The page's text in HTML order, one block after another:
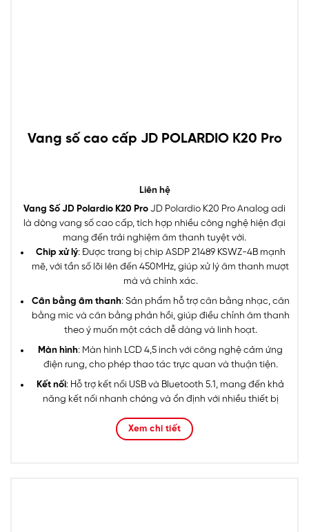
Vang số cao cấp JD POLARDIO K20 Pro
Liên hệ
Vang Số JD Polardio K20 Pro JD Polardio K20 Pro Analog adi
là dòng vang số cao cấp, tích hợp nhiều công nghệ hiện đại
mang đến trải nghiệm âm thanh tuyệt vời.
Chip xử lý: Được trang bị chip ASDP 21489 KSWZ-4B mạnh
mẽ, với tần số lõi lên đến 450MHz, giúp xử lý âm thanh mượt
mà và chính xác.
Cân bằng âm thanh: Sản phẩm hỗ trợ cân bằng nhạc, cân
bằng mic và cân bằng phản hồi, giúp điều chỉnh âm thanh
theo ý muốn một cách dễ dàng và linh hoạt.
Màn hình: Màn hình LCD 4,5 inch với công nghệ cảm ứng
điện rung, cho phép thao tác trực quan và thuận tiện.
Kết nối: Hỗ trợ kết nối USB và Bluetooth 5.1, mang đến khả
năng kết nối nhanh chóng và ổn định với nhiều thiết bị
JD Polardio K20 Pro Analog adi là lựa chọn hoàn hảo cho
Xem chi tiết